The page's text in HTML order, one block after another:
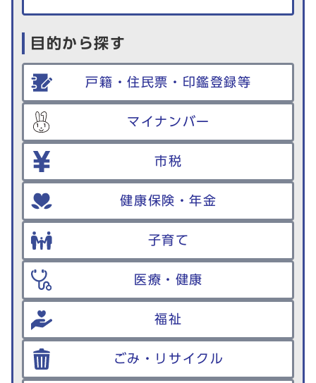
目的から探す
戸籍・住民票・印鑑登録等
マイナンバー
市税
健康保険・年金
子育て
医療・健康
福祉
ごみ・リサイクル